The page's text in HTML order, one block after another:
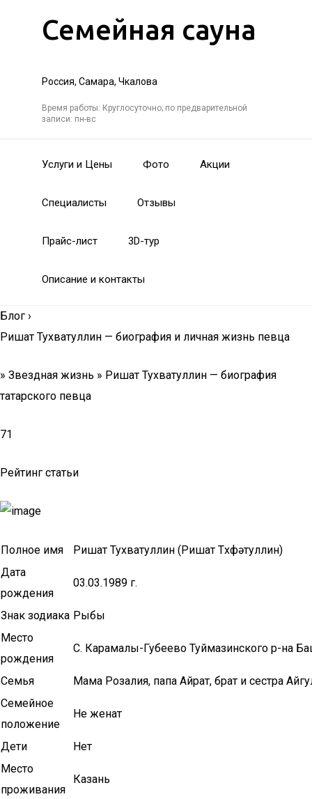
Семейная сауна
Россия, Самара, Чкалова
Время работы: Круглосуточно; по предварительной
записи: пн-вс
Услуги и Цены Фото Акции
Специалисты Отзывы
Прайс-лист 3D-тур
Описание и контакты
Блог ›
Ришат Тухватуллин — биография и личная жизнь певца
» Звездная жизнь » Ришат Тухватуллин — биография
татарского певца
71
Рейтинг статьи
Полное имя
Ришат Тухватуллин (Ришат Төхфәтуллин)
Дата
рождения
03.03.1989 г.
Знак зодиака Рыбы
Место
рождения
С. Карамалы-Губеево Туймазинского р-на
Семья
Мама Розалия, папа Айрат, брат и сестра
Семейное
положение
Не женат
Дети
Нет
Место
проживания
Казань